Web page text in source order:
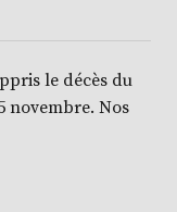
le décès du
novembre. Nos